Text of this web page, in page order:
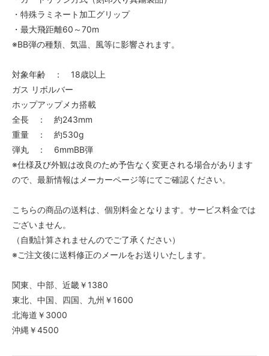
・特殊ラミネート加工グリップ
・最大飛距離60～70m
※BB弾の種類、気温、風等に影響されます。
対象年齢 ： 18歳以上
ガス リボルバー
ホップアップメカ搭載
全長 ： 約243mm
重量 ： 約530g
弾丸 ： 6mmBB弾
※仕様及び外観は改良のため予告なく変更される場合があります
ので、最新情報はメーカーページ等にてご確認ください。
こちらの商品の送料は、個別料金となります。サービス料金では
ございません。
（自動計算されませんのでご了承ください）
※ご注文後に送料修正のメールをお送りいたします。
関東、中部、近畿￥1380
東北、中国、四国、九州￥1600
北海道￥3000
沖縄￥4500